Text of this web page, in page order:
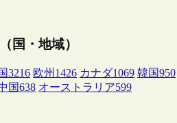
国・地域）
3216 欧州 1426 カナダ1069 韓国950
国638 オーストラリア599